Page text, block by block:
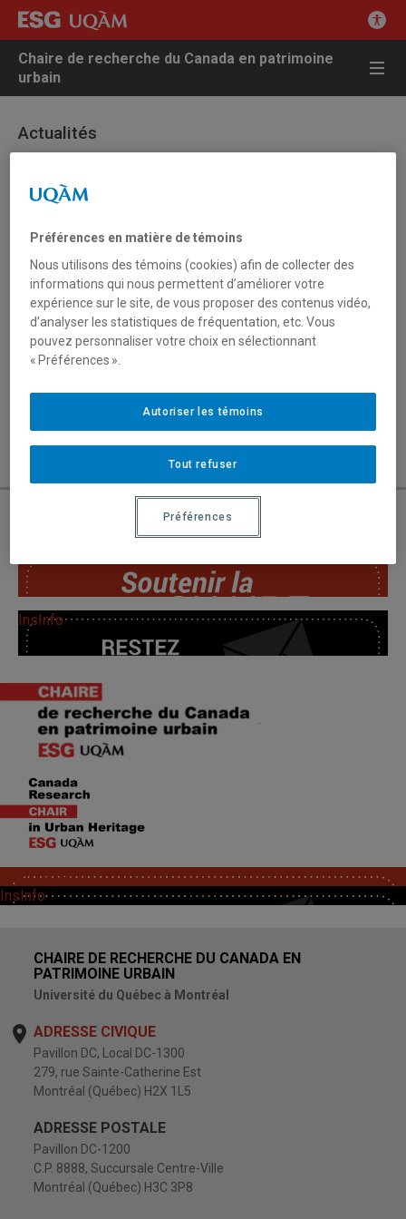
Chaire de recherche du Canada en patrimoine
urbain
Actualités
17 septembre 2012 - PARVI
chercheurs en patrimoine
“Patrimoines urbains en récits”
du 27 au 29 septembre 2012
Salle des Boiseries, local J-2805
Pavillon Judith-Jasmin, Université du Québec à Montréal
Télécharger le programme
SoutChaire
InsInfo
SoutChaire
InsInfo
CHAIRE DE RECHERCHE DU CANADA EN
PATRIMOINE URBAIN
Université du Québec à Montréal
ADRESSE CIVIQUE
Pavillon DC, Local DC-1300
279, rue Sainte-Catherine Est
Montréal (Québec) H2X 1L5
ADRESSE POSTALE
Pavillon DC-1200
C.P. 8888, Succursale Centre-Ville
Montréal (Québec) H3C 3P8
Préférences en matière de témoins
Nous utilisons des témoins (cookies) afin de collecter des
informations qui nous permettent d’améliorer votre
expérience sur le site, de vous proposer des contenus vidéo,
d’analyser les statistiques de fréquentation, etc. Vous
pouvez personnaliser votre choix en sélectionnant
« Préférences ».
Tout refuser
Autoriser les témoins
Préférences